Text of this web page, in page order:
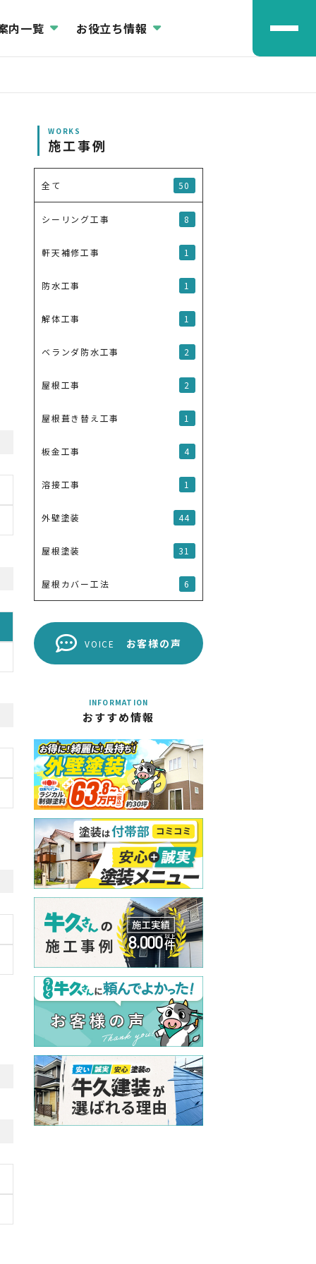
内一覧 お役立ち情報
WORKS
施工事例
全て 50
シーリング工事 8
軒天補修工事 1
防水工事 1
解体工事 1
ベランダ防水工事 2
屋根工事 2
屋根葺き替え工事 1
板金工事 4
溶接工事 1
外壁塗装 44
屋根塗装 31
屋根カバー工法 6
VOICE お客様の声
INFORMATION
おすすめ情報